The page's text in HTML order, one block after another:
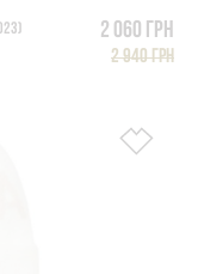
2 060 грн
2 940 грн